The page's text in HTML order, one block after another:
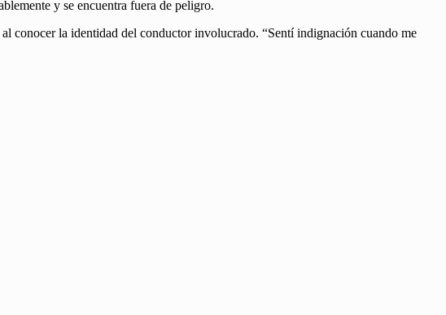
y se encuentra fuera de peligro.
conocer la identidad del conductor involucrado. “Sentí indignación cuando me